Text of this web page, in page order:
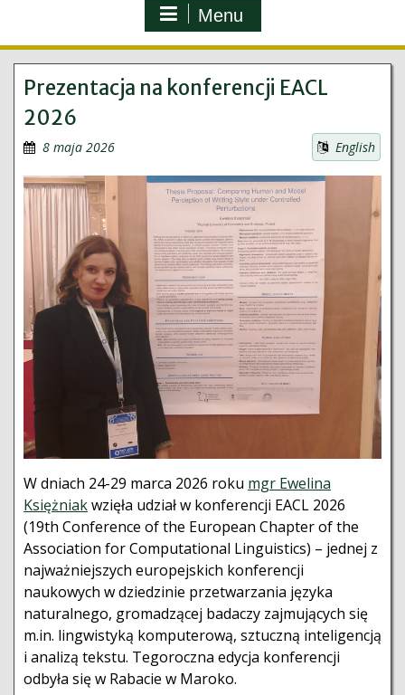
Menu
Prezentacja na konferencji EACL
2026
English
8 maja 2026
W dniach 24-29 marca 2026 roku mgr Ewelina
Księżniakwzięła udział w konferencji EACL 2026
(19th Conference of the European Chapter of the
Association for Computational Linguistics) – jednej z
najważniejszych europejskich konferencji
naukowych w dziedzinie przetwarzania języka
naturalnego, gromadzącej badaczy zajmujących się
m.in. lingwistyką komputerową, sztuczną inteligencją
i analizą tekstu. Tegoroczna edycja konferencji
odbyła się w Rabacie w Maroko.